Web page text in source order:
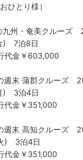
ひとり様）
九州・奄美クルーズ
) 7泊8日
代金￥603,000
週末 蒲郡クルーズ
) 3泊4日
代金￥351,000
週末 高知クルーズ
) 3泊4日
代金￥351,000